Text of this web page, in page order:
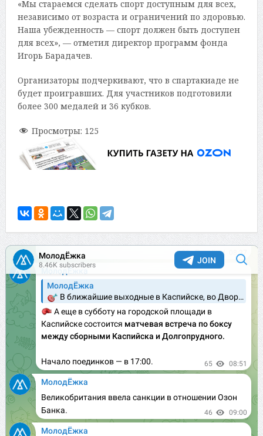
«Мы стараемся сделать спорт доступным для всех,
независимо от возраста и ограничений по здоровью.
Наша убежденность — спорт должен быть доступен
для всех», — отметил директор программ фонда
Игорь Барадачев.
Организаторы подчеркивают, что в спартакиаде не
будет проигравших. Для участников подготовили
более 300 медалей и 36 кубков.
Просмотры: 125